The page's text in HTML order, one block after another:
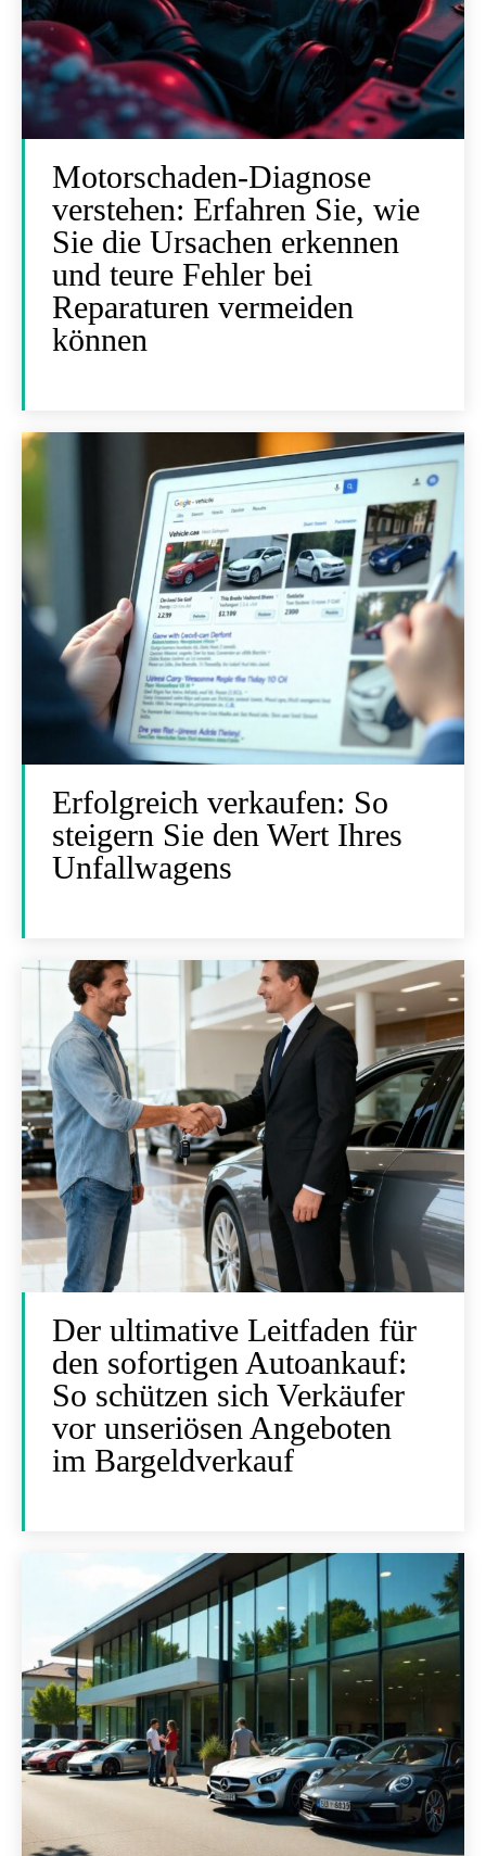
Motorschaden-Diagnose
verstehen: Erfahren Sie, wie
Sie die Ursachen erkennen
und teure Fehler bei
Reparaturen vermeiden
können
Erfolgreich verkaufen: So
steigern Sie den Wert Ihres
Unfallwagens
Der ultimative Leitfaden für
den sofortigen Autoankauf:
So schützen sich Verkäufer
vor unseriösen Angeboten
im Bargeldverkauf